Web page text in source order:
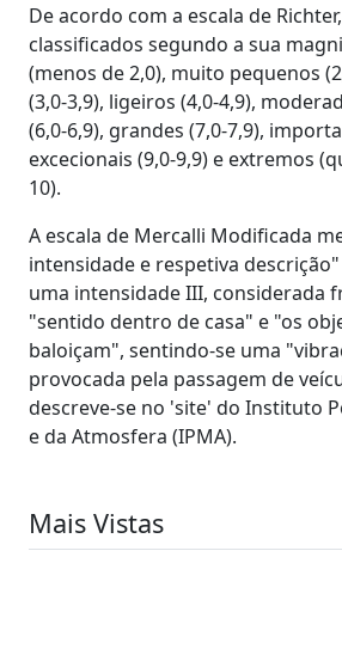
De acordo com a escala de
classificados segundo a sua
(menos de 2,0), muito pequenos
(3,0-3,9), ligeiros (4,0-4,9),
(6,0-6,9), grandes (7,0-7,9),
excecionais (9,0-9,9) e extremos
10).
A escala de Mercalli Modificada
intensidade e respetiva
uma intensidade III, considerada
"sentido dentro de casa" e "os
baloiçam", sentindo-se uma
provocada pela passagem de
descreve-se no 'site' do Instituto
e da Atmosfera (IPMA).
Mais Vistas